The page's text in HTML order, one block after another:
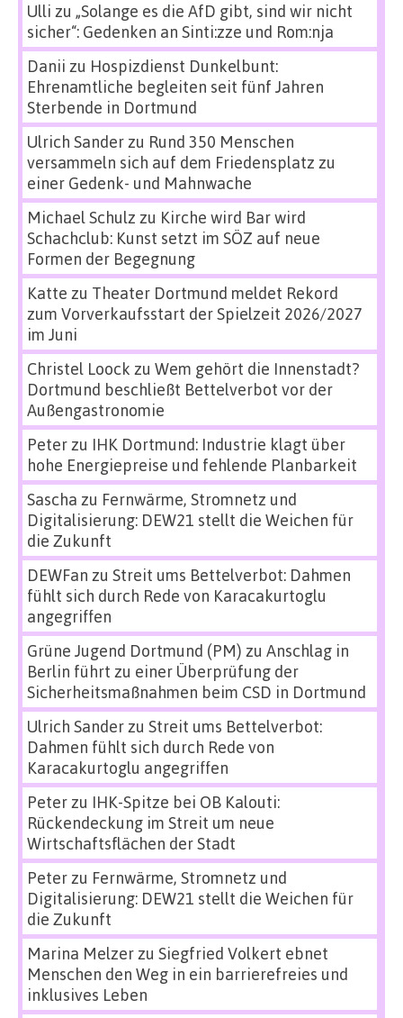
Ulli zu „Solange es die AfD gibt, sind wir nicht
sicher“: Gedenken an Sinti:zze und Rom:nja
Danii zu Hospizdienst Dunkelbunt:
Ehrenamtliche begleiten seit fünf Jahren
Sterbende in Dortmund
Ulrich Sanderzu Rund 350 Menschen
versammeln sich auf dem Friedensplatz zu
einer Gedenk- und Mahnwache
Michael Schulz zu Kirche wird Bar wird
Schachclub: Kunst setzt im SÖZ auf neue
Formen der Begegnung
Katte zu Theater Dortmund meldet Rekord
zum Vorverkaufsstart der Spielzeit 2026/2027
im Juni
Christel Loock zu Wem gehört die Innenstadt?
Dortmund beschließt Bettelverbot vor der
Außengastronomie
Peterzu IHK Dortmund: Industrie klagt über
hohe Energiepreise und fehlende Planbarkeit
Sascha zu Fernwärme, Stromnetz und
Digitalisierung: DEW21 stellt die Weichen für
die Zukunft
DEWFan zu Streit ums Bettelverbot: Dahmen
fühlt sich durch Rede von Karacakurtoglu
angegriffen
Grüne Jugend Dortmund (PM) zu Anschlag in
Berlin führt zu einer Überprüfung der
Sicherheitsmaßnahmen beim CSD in Dortmund
Ulrich Sanderzu Streit ums Bettelverbot:
Dahmen fühlt sich durch Rede von
Karacakurtoglu angegriffen
Peterzu IHK-Spitze bei OB Kalouti:
Rückendeckung im Streit um neue
Wirtschaftsflächen der Stadt
Peterzu Fernwärme, Stromnetz und
Digitalisierung: DEW21 stellt die Weichen für
die Zukunft
Marina Melzerzu Siegfried Volkert ebnet
Menschen den Weg in ein barrierefreies und
inklusives Leben